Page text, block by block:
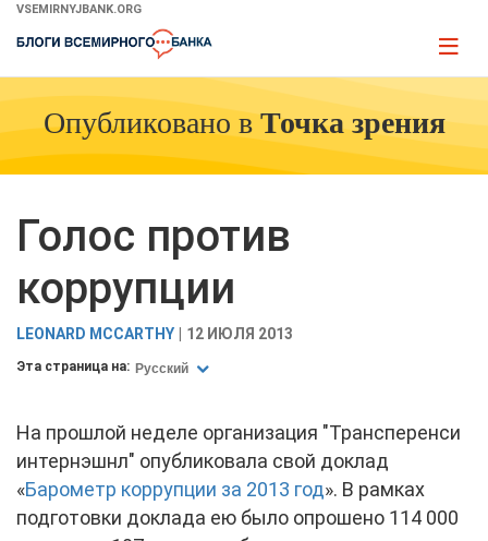
Skip
Main
VSEMIRNYJBANK.ORG
Page
Опубликовано в Точка зрения
Голос против
коррупции
LEONARD MCCARTHY 12 ИЮЛЯ 2013
Эта страница на: Русский
На прошлой неделе организация "Трансперенси
интернэшнл" опубликовала свой доклад
«Барометр коррупции за 2013 год». В рамках
подготовки доклада ею было опрошено 114 000